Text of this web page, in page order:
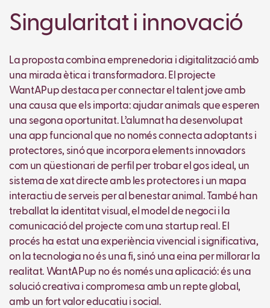
Singularitat i innovació
La proposta combina emprenedoria i digitalització amb
una mirada ètica i transformadora. El projecte
WantAPup destaca per connectar el talent jove amb
una causa que els importa: ajudar animals que esperen
una segona oportunitat. L’alumnat ha desenvolupat
una app funcional que no només connecta adoptants i
protectores, sinó que incorpora elements innovadors
com un qüestionari de perfil per trobar el gos ideal, un
sistema de xat directe amb les protectores i un mapa
interactiu de serveis per al benestar animal. També han
treballat la identitat visual, el model de negoci i la
comunicació del projecte com una startup real. El
procés ha estat una experiència vivencial i significativa,
on la tecnologia no és una fi, sinó una eina per millorar la
realitat. WantAPup no és només una aplicació: és una
solució creativa i compromesa amb un repte global,
amb un fort valor educatiu i social.